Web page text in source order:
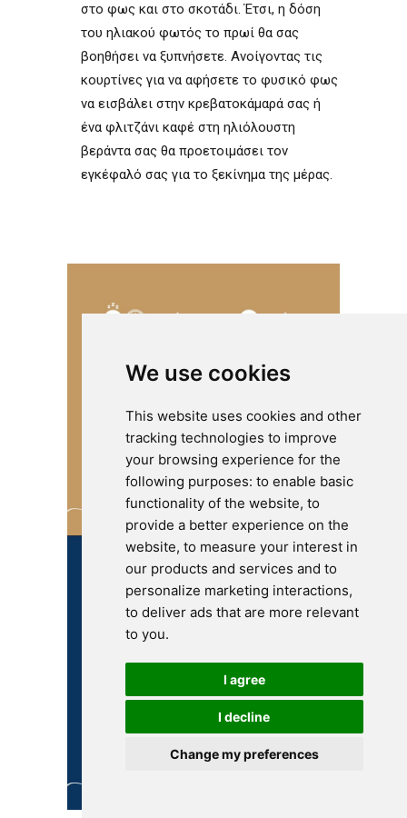
We use cookies
This website uses cookies and other
tracking technologies to improve
your browsing experience for the
following purposes: to enable basic
functionality of the website, to
provide a better experience on the
website, to measure your interest in
our products and services and to
personalize marketing interactions,
to deliver ads that are more relevant
to you.
I agree
I decline
Change my preferences
στο φως και στο σκοτάδι. Έτσι, η δόση
του ηλιακού φωτός το πρωί θα σας
βοηθήσει να ξυπνήσετε. Ανοίγοντας τις
κουρτίνες για να αφήσετε το φυσικό φως
να εισβάλει στην κρεβατοκάμαρά σας ή
ένα φλιτζάνι καφέ στη ηλιόλουστη
βεράντα σας θα προετοιμάσει τον
εγκέφαλό σας για το ξεκίνημα της μέρας.